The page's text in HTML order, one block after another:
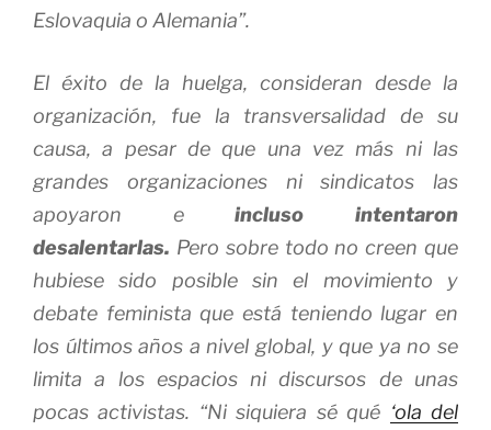
Eslovaquia o Alemania”.
El éxito de la huelga, consideran desde la
organización, fue la transversalidad de su
causa, a pesar de que una vez más ni las
grandes organizaciones ni sindicatos las
apoyaron eincluso intentaron
desalentarlas. Pero sobre todo no creen que
hubiese sido posible sin el movimiento y
debate feminista que está teniendo lugar en
los últimos años a nivel global, y que ya no se
limita a los espacios ni discursos de unas
pocas activistas. “Ni siquiera sé qué ‘ola del